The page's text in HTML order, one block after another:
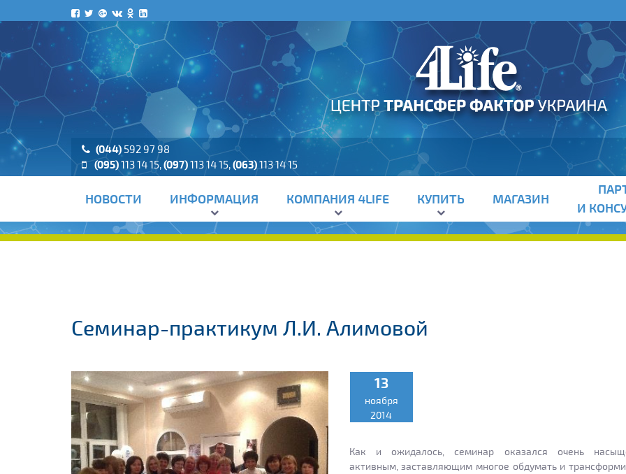
(044) 592 97 98
(095)113 14 15,(097)113 14 15,(063)113 14 15
НОВОСТИ ИНФОРМАЦИЯ КОМПАНИЯ 4LIFE КУПИТЬ МАГАЗИН
И
Семинар-практикум Л.И. Алимовой
13
ноября
2014
Как и ожидалось, семинар оказался очень
активным, заставляющим многое обдумать и